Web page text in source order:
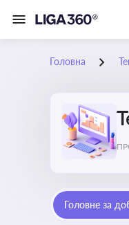
Головна
Головне за